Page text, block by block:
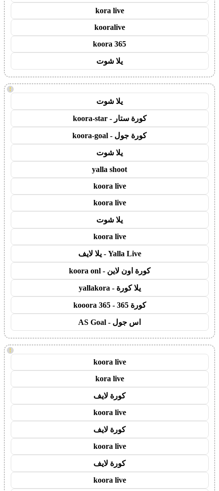
kora live
kooralive
koora 365
يلا شوت
!
يلا شوت
كورة ستار - koora-star
كورة جول - koora-goal
يلا شوت
yalla shoot
koora live
koora live
يلا شوت
koora live
Yalla Live - يلا لايف
كورة اون لاين - koora onl
يلا كورة - yallakora
كورة 365 - kooora 365
اس جول - AS Goal
!
koora live
kora live
كورة لايف
koora live
كورة لايف
koora live
كورة لايف
koora live